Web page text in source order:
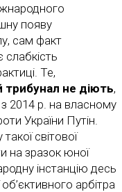
появу
сам факт
Те,
трибунал не діють,
2014 р. на власному
України Путін.
світової
на зразок юної
інстанцію десь
арбітра